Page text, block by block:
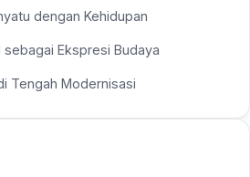
dengan Kehidupan
sebagai Ekspresi Budaya
Tengah Modernisasi